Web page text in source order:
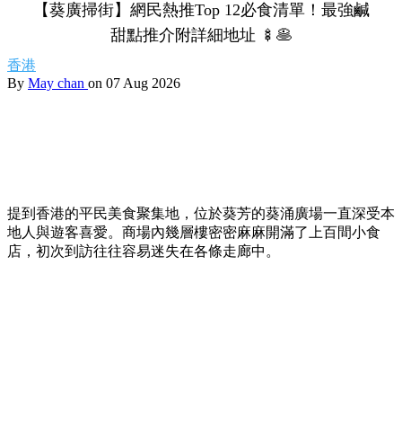
【葵廣掃街】網民熱推Top 12必食清單！最強鹹
甜點推介附詳細地址 🍢🥞
香港
By May chan on 07 Aug 2026
提到香港的平民美食聚集地，位於葵芳的葵涌廣場一直深受本
地人與遊客喜愛。商場內幾層樓密密麻麻開滿了上百間小食
店，初次到訪往往容易迷失在各條走廊中。